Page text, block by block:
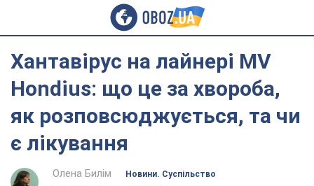
Хантавірус на лайнері MV
Hondius: що це за хвороба,
як розповсюджується, та чи
є лікування
Олена Билім
Новини. Суспільство